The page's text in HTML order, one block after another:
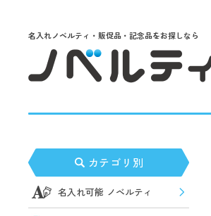
名入れノベルティ・販促品・記念品をお探しなら
カテゴリ別
名入れ可能 ノベルティ